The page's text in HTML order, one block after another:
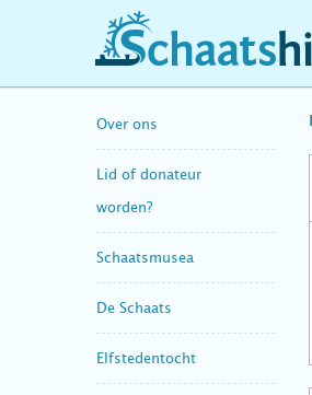
schaatshistorie.nl
Over ons
Lid of donateur
worden?
Schaatsmusea
De Schaats
Elfstedentocht